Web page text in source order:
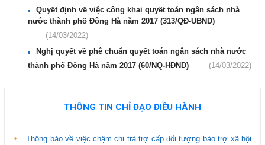
Quyết định về việc công khai quyết toán ngân sách nhà
nước thành phố Đông Hà năm 2017 (313/QĐ-UBND)
(14/03/2022)
Nghị quyết về phê chuẩn quyết toán ngân sách nhà nước
thành phố Đông Hà năm 2017 (60/NQ-HĐND)
(14/03/2022)
THÔNG TIN CHỈ ĐẠO ĐIỀU HÀNH
Thông báo về việc chậm chi trả trợ cấp đối tượng bảo trợ xã hội